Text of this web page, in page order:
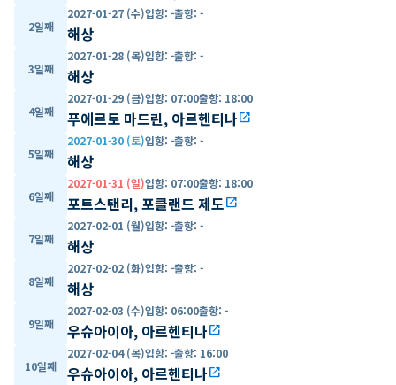
2일째
2027-01-27 (수)입항: -출항: -
해상
3일째
2027-01-28 (목)입항: -출항: -
해상
4일째
2027-01-29 (금)입항: 07:00출항: 18:00
푸에르토 마드린, 아르헨티나open_in_new
5일째
2027-01-30 (토)입항: -출항: -
해상
6일째
2027-01-31 (일)입항: 07:00출항: 18:00
포트스탠리, 포클랜드 제도open_in_new
7일째
2027-02-01 (월)입항: -출항: -
해상
8일째
2027-02-02 (화)입항: -출항: -
해상
9일째
2027-02-03 (수)입항: 06:00출항: -
우슈아이아, 아르헨티나open_in_new
10일째
2027-02-04 (목)입항: -출항: 16:00
우슈아이아, 아르헨티나open_in_new